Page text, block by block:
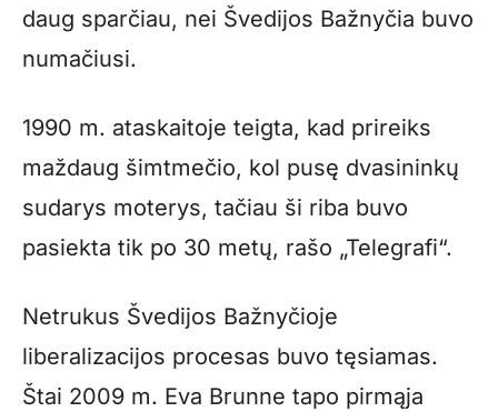
daug sparčiau, nei Švedijos Bažnyčia buvo
numačiusi.
1990 m. ataskaitoje teigta, kad prireiks
maždaug šimtmečio, kol pusę dvasininkų
sudarys moterys, tačiau ši riba buvo
pasiekta tik po 30 metų, rašo „Telegrafi“.
Netrukus Švedijos Bažnyčioje
liberalizacijos procesas buvo tęsiamas.
Štai 2009 m. Eva Brunne tapo pirmąja